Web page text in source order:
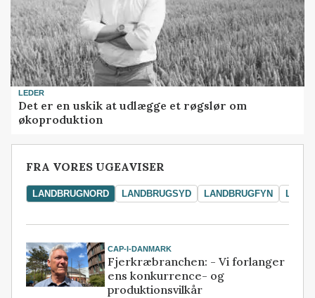
LEDER
Det er en uskik at udlægge et røgslør om
økoproduktion
FRA VORES UGEAVISER
LANDBRUGNORD LANDBRUGSYD LANDBRUGFYN
CAP-I-DANMARK
Fjerkræbranchen: - Vi forlanger
ens konkurrence- og
produktionsvilkår